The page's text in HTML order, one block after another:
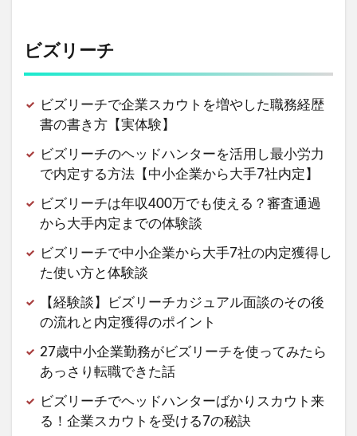
ビズリーチ
ビズリーチで企業スカウトを増やした職務経歴
書の書き方【実体験】
ビズリーチのヘッドハンターを活用し最小労力
で内定する方法【中小企業から大手7社内定】
ビズリーチは年収400万でも使える？審査通過
から大手内定までの体験談
ビズリーチで中小企業から大手7社の内定獲得し
た使い方と体験談
【経験談】ビズリーチカジュアル面談のその後
の流れと内定獲得のポイント
27歳中小企業勤務がビズリーチを使ってみたら
あっさり転職できた話
ビズリーチでヘッドハンターばかりスカウト来
る！企業スカウトを受ける7の秘訣